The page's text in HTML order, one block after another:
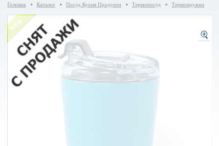
Головна Каталог Посуд Кухня Продукти Термопосуд Термокружки